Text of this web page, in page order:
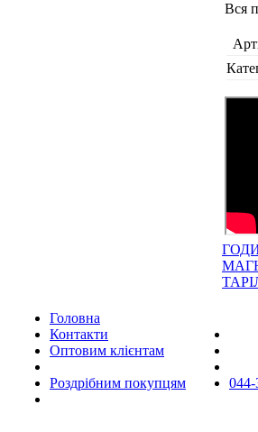
Вся
Головна
Контакти
Оптовим клієнтам
Роздрібним покупцям